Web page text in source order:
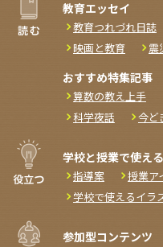
教育エッセイ
教育つれづれ日誌
映画と教育
震
おすすめ特集記事
算数の教え上手
科学夜話
今ど
学校と授業で使え
指導案 授業ア
学校で使えるイラ
参加型コンテンツ